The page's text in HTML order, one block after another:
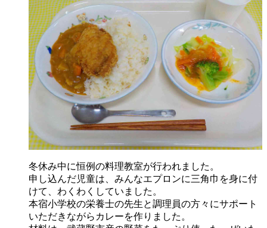
冬休み中に恒例の料理教室が行われました。
申し込んだ児童は、みんなエプロンに三角巾を身に付
けて、わくわくしていました。
本宿小学校の栄養士の先生と調理員の方々にサポート
いただきながらカレーを作りました。